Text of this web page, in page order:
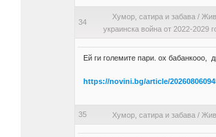
34
Хумор, сатира и забава /
украинска война от 2022-2029
Ей ги големите пари. ох бабанкооо,
https://novini.bg/article/
35 Хумор, сатира и забава /